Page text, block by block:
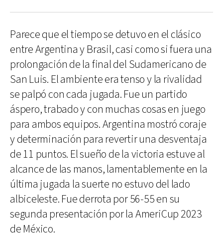
Parece que el tiempo se detuvo en el clásico
entre Argentina y Brasil, casi como si fuera una
prolongación de la final del Sudamericano de
San Luis. El ambiente era tenso y la rivalidad
se palpó con cada jugada. Fue un partido
áspero, trabado y con muchas cosas en juego
para ambos equipos. Argentina mostró coraje
y determinación para revertir una desventaja
de 11 puntos. El sueño de la victoria estuve al
alcance de las manos, lamentablemente en la
última jugada la suerte no estuvo del lado
albiceleste. Fue derrota por 56-55 en su
segunda presentación por la AmeriCup 2023
de México.